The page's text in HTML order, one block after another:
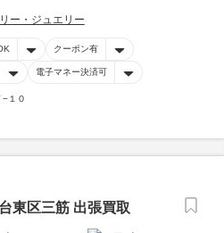
ー・ジュエリー
クーポン有
電子マネー決済可
１０
東区三筋 出張買取